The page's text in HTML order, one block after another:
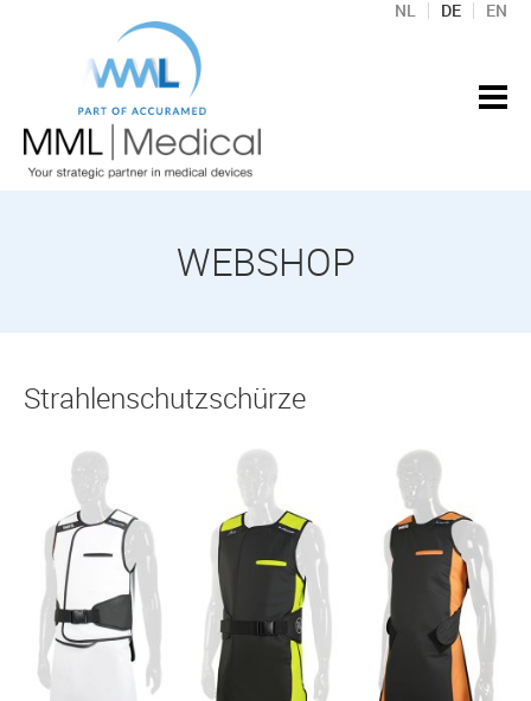
NL DE EN
WEBSHOP
Strahlenschutzschürze